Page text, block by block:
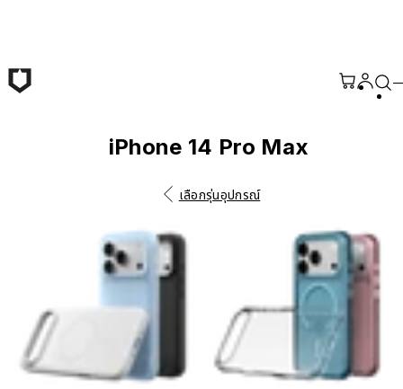
iPhone 14 Pro Max
เลือกรุ่นอุปกรณ์